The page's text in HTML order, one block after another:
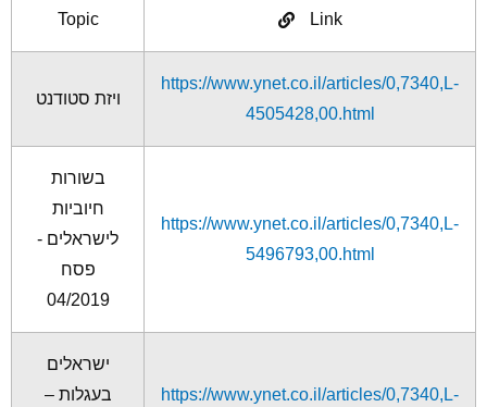
Topic Link
ויזת סטודנט
https://www.ynet.co.il/articles/0,7340,L-
4505428,00.html
בשורות
חיוביות
לישראלים -
פסח
04/2019
https://www.ynet.co.il/articles/0,7340,L-
5496793,00.html
ישראלים
בעגלות –
https://www.ynet.co.il/articles/0,7340,L-